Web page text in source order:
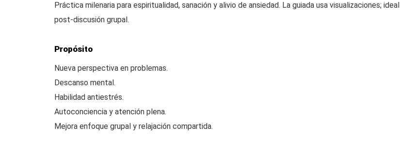
Práctica milenaria para espiritualidad, sanación y alivio de ansiedad. La guiada usa visualizaciones; ideal
post-discusión grupal.
Propósito
Nueva perspectiva en problemas.
Descanso mental.
Habilidad antiestrés.
Autoconciencia y atención plena.
Mejora enfoque grupal y relajación compartida.